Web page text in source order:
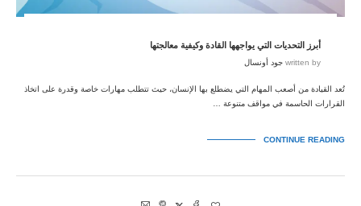
أبرز التحديات التي يواجهها القادة وكيفية معالجتها
written by جود أونسال
تُعد القيادة من أصعب المهام التي يضطلع بها الإنسان، حيث تتطلب مهارات خاصة وقدرة على اتخاذ
القرارات الحاسمة في مواقف متنوعة …
CONTINUE READING